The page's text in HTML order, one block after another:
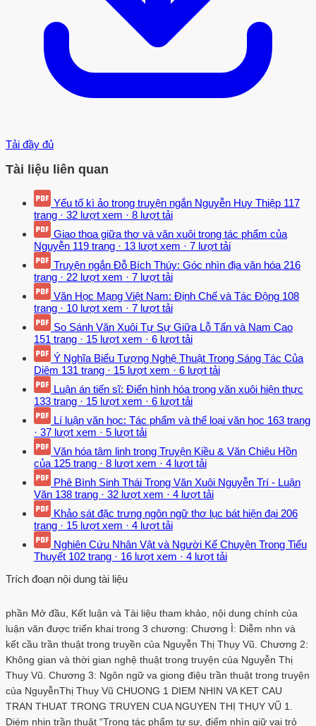
Tải đầy đủ
Tài liệu liên quan
Yếu tố kì ảo trong truyện ngắn Nguyễn Huy Thiệp 117
trang · 32 lượt xem · 8 lượt tải
Giao thoa giữa thơ và văn xuôi trong tác phẩm của
Nguyễn 119 trang · 13 lượt xem · 7 lượt tải
Truyện ngắn Đỗ Bích Thúy: Góc nhìn địa văn hóa 216
trang · 22 lượt xem · 7 lượt tải
Văn Học Mạng Việt Nam: Định Chế và Tác Động 108
trang · 10 lượt xem · 7 lượt tải
So Sánh Văn Xuôi Tự Sự Giữa Lỗ Tấn và Nam Cao
151 trang · 15 lượt xem · 6 lượt tải
Ý Nghĩa Biểu Tượng Nghệ Thuật Trong Sáng Tác Của
Diêm 131 trang · 15 lượt xem · 6 lượt tải
Luận án tiến sĩ: Điển hình hóa trong văn xuôi hiện thực
133 trang · 15 lượt xem · 6 lượt tải
Lí luận văn học: Tác phẩm và thể loại văn học 163 trang
· 37 lượt xem · 5 lượt tải
Văn hóa tâm linh trong Truyện Kiều & Văn Chiêu Hồn
của 125 trang · 8 lượt xem · 4 lượt tải
Phê Bình Sinh Thái Trong Văn Xuôi Nguyễn Trí - Luận
Văn 138 trang · 32 lượt xem · 4 lượt tải
Khảo sát đặc trưng ngôn ngữ thơ lục bát hiện đại 206
trang · 15 lượt xem · 4 lượt tải
Nghiên Cứu Nhân Vật và Người Kể Chuyện Trong Tiểu
Thuyết 102 trang · 16 lượt xem · 4 lượt tải
Trích đoạn nội dung tài liệu
phần Mở đầu, Kết luận và Tài liệu tham khảo, nội dung chính của
luận văn được triển khai trong 3 chương: Chương Ì: Diễm nhn và
kết cầu trần thuật trong truyền của Nguyễn Thị Thụy Vũ. Chương 2:
Không gian và thời gian nghệ thuật trong truyện của Nguyễn Thị
Thuy Vũ. Chương 3: Ngôn ngữ va giong điệu trần thuật trong truyện
của NguyễnThị Thuy Vũ CHUONG 1 DIEM NHIN VA KET CAU
TRAN THUAT TRONG TRUYEN CUA NGUYEN THỊ THỤY VŨ 1.
Diém nhin trần thuật “Trong tác phẩm tự sự, điểm nhìn giữ vai trỏ